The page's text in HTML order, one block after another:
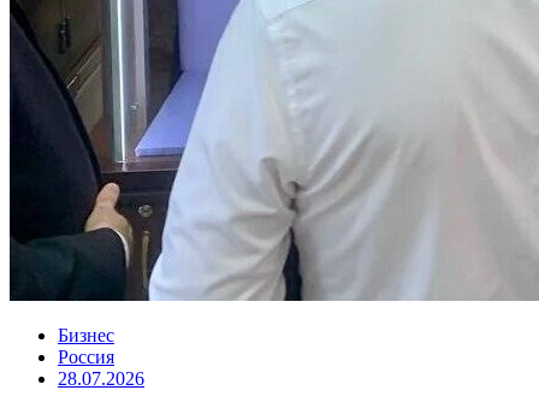
Бизнес
Россия
28.07.2026